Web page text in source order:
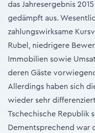
das Jahresergebnis
gedämpft aus.
zahlungswirksame
Rubel, niedrigere
Immobilien sowie
deren Gäste
Allerdings haben sich
wieder sehr
Tschechische Republik
Dementsprechend war